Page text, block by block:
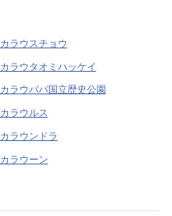
カラウスチョウ
カラウタオミハッケイ
カラウパパ国立歴史公園
カラウルス
カラウンドラ
カラウーン